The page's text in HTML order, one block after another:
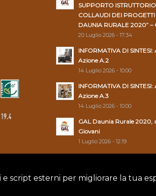
script esterni per migliorare la tua
SUPPORTO
COLLAUDI DEI
DAUNIA RURALE 2020”
20 Luglio 2026 - 17:34
INFORMATIVA DI
Azione A.2
14 Luglio 2026 - 10:00
INFORMATIVA DI
Azione A.3
14 Luglio 2026 - 10:00
GAL Daunia Rurale 2020,
Giovani
1 Luglio 2026 - 12:19
|